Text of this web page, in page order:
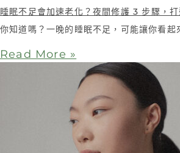
睡眠不足會加速老化？夜間修護 3 步驟，
你知道嗎？一晚的睡眠不足，可能讓你看起
Read More »